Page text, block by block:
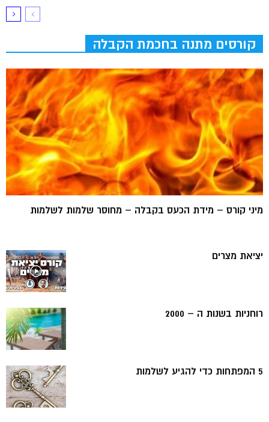
קורסים מתנה בחכמת הקבלה
מיני קורס – מידת הכעס בקבלה – מחוסר שלמות לשלמות
יציאת מצרים
רוחניות בשנות ה – 2000
5 המפתחות כדי להגיע לשלמות